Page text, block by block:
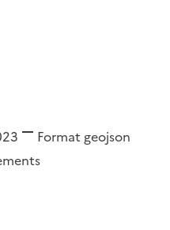
Format geojson